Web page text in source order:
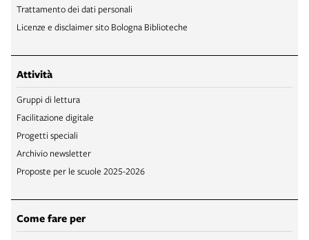
Trattamento dei dati personali
Licenze e disclaimer sito Bologna Biblioteche
Attività
Gruppi di lettura
Facilitazione digitale
Progetti speciali
Archivio newsletter
Proposte per le scuole 2025-2026
Come fare per